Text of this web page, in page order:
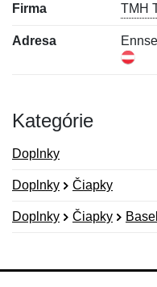
Firma TMH
Adresa
Kategórie
Doplnky
Doplnky Čiapky
Doplnky Čiapky